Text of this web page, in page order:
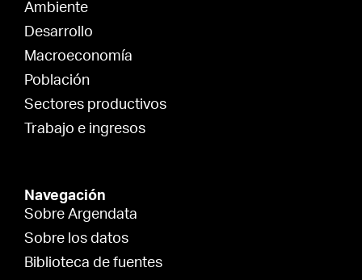
Ambiente
Desarrollo
Macroeconomía
Población
Sectores productivos
Trabajo e ingresos
Navegación
Sobre Argendata
Sobre los datos
Biblioteca de fuentes